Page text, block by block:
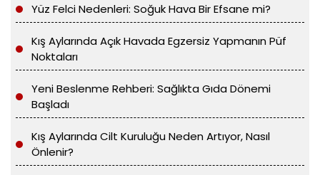
Yüz Felci Nedenleri: Soğuk Hava Bir Efsane mi?
Kış Aylarında Açık Havada Egzersiz Yapmanın Püf
Noktaları
Yeni Beslenme Rehberi: Sağlıkta Gıda Dönemi
Başladı
Kış Aylarında Cilt Kuruluğu Neden Artıyor, Nasıl
Önlenir?